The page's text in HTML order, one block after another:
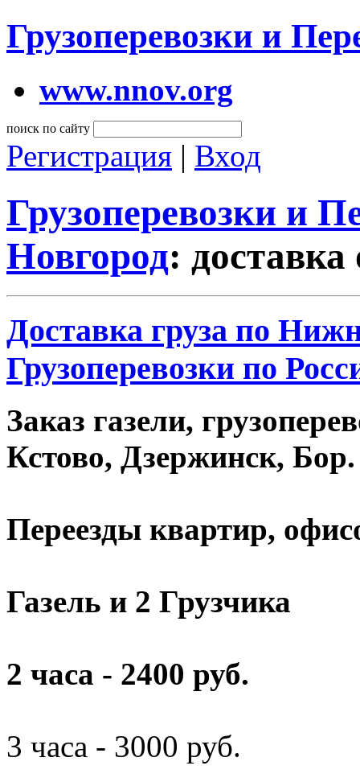
Грузоперевозки и
www.nnov.org
поиск по сайту
Регистрация | Вход
Грузоперевозки и
Новгород: доставка
Доставка груза по
Грузоперевозки по
Заказ газели,
Кстово, Дзержинск, Бор.
Переезды квартир,
Газель и 2 Грузчика
2 часа - 2400 руб.
3 часа - 3000 руб.